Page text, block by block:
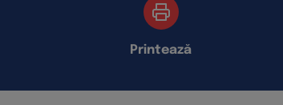
Printează